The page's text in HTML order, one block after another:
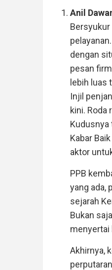
Anil
dengan
pesan
lebih luas
Injil
kini. Roda
Kudusnya
Kabar
aktor
PPB
yang ada,
sejarah
Bukan
menyertai
Akhirnya,